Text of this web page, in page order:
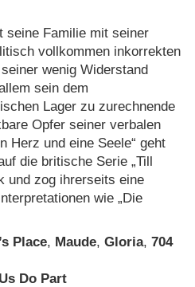
seine Familie mit seiner
vollkommen inkorrekten
wenig Widerstand
sein dem
Lager zu zurechnende
Opfer seiner verbalen
Herz und eine Seele“ geht
die britische Serie „Till
und zog ihrerseits eine
wie „Die
Place, Maude, Gloria, 704
Do Part